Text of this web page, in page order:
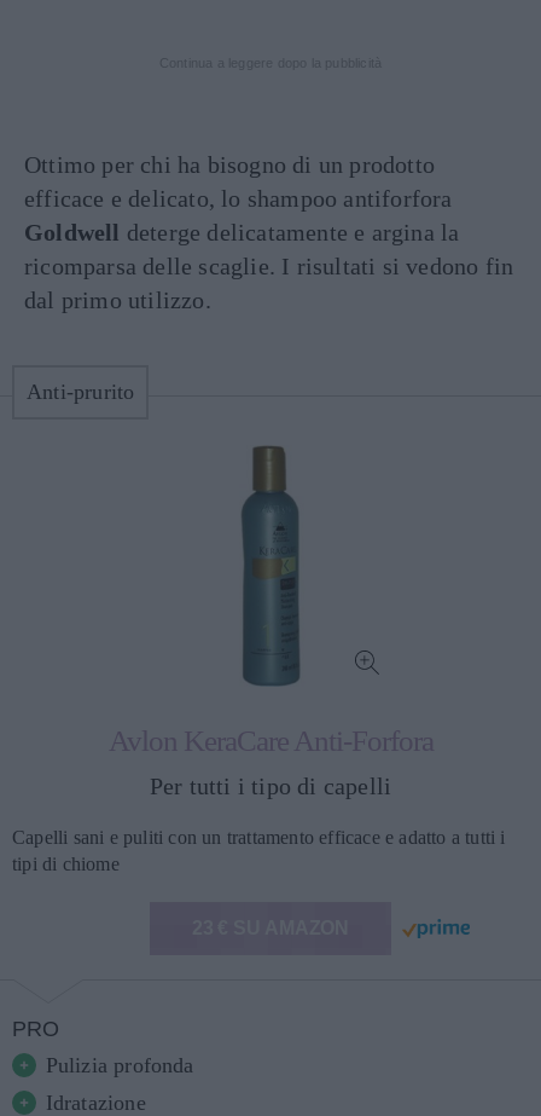
Ottimo per chi ha bisogno di un prodotto
efficace e delicato, lo shampoo antiforfora
Goldwell deterge delicatamente e argina la
ricomparsa delle scaglie. I risultati si vedono fin
dal primo utilizzo.
Anti-prurito
Avlon KeraCare Anti-Forfora
Per tutti i tipo di capelli
Capelli sani e puliti con un trattamento efficace e adatto a tutti i
tipi di chiome
PRO
Pulizia profonda
Idratazione